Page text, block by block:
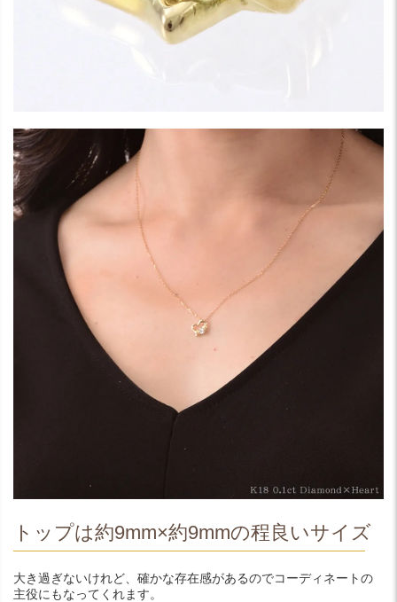
トップは約9mm×約9mmの程良いサイズ
大き過ぎないけれど、確かな存在感があるのでコーディネートの
主役にもなってくれます。